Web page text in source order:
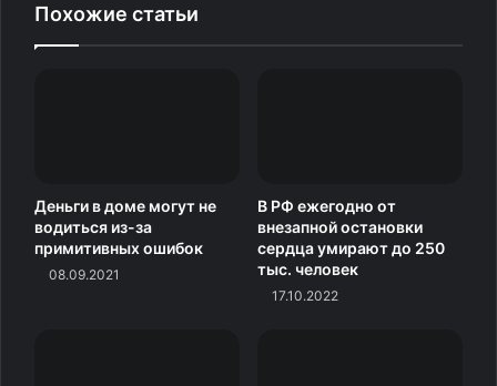
Похожие статьи
Деньги в доме могут не
водиться из-за
примитивных ошибок
08.09.2021
В РФ ежегодно от
внезапной остановки
сердца умирают до 250
тыс. человек
17.10.2022